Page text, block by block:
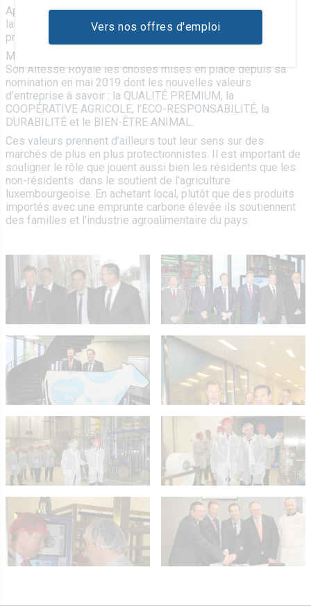
Vers nos offres d'emploi
Après une visite des différents ateliers de production de la
laiterie et pour clôturer le tout, les différentes personnes
présentes, ont dégusté un délicieux gâteau d’anniversaire.
Monsieur Gerard profita de cette occasion pour expliquer à
Son Altesse Royale les choses mises en place depuis sa
nomination en mai 2019 dont les nouvelles valeurs
d’entreprise à savoir : la QUALITÉ PREMIUM, la
COOPÉRATIVE AGRICOLE, l’ECO-RESPONSABILITÉ, la
DURABILITÉ et le BIEN-ÊTRE ANIMAL.
Ces valeurs prennent d’ailleurs tout leur sens sur des
marchés de plus en plus protectionnistes. Il est important de
souligner le rôle que jouent aussi bien les résidents que les
non-résidents dans le soutient de l’agriculture
luxembourgeoise. En achetant local, plutôt que des produits
importés avec une emprunte carbone élevée ils soutiennent
des familles et l’industrie agroalimentaire du pays.